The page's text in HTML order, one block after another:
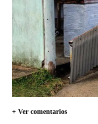
+ Ver comentarios